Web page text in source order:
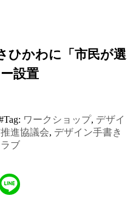
ひかわに「市民が選
設置
ワークショップ, デザイ
進協議会, デザイン手書き
ブ